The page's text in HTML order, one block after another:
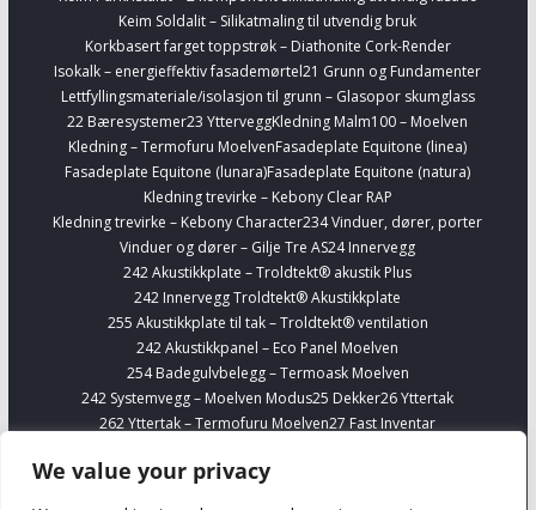
We value your privacy
Keim Soldalit – Silikatmaling til utvendig bruk
Korkbasert farget toppstrøk – Diathonite Cork-Render
Isokalk – energieffektiv fasademørtel21 Grunn og Fundamenter
Lettfyllingsmateriale/isolasjon til grunn – Glasopor skumglass
22 Bæresystemer23 YtterveggKledning Malm100 – Moelven
Kledning – Termofuru MoelvenFasadeplate Equitone (linea)
Fasadeplate Equitone (lunara)Fasadeplate Equitone (natura)
Kledning trevirke – Kebony Clear RAP
Kledning trevirke – Kebony Character234 Vinduer, dører, porter
Vinduer og dører – Gilje Tre AS24 Innervegg
242 Akustikkplate – Troldtekt® akustik Plus
242 Innervegg Troldtekt® Akustikkplate
255 Akustikkplate til tak – Troldtekt® ventilation
242 Akustikkpanel – Eco Panel Moelven
254 Badegulvbelegg – Termoask Moelven
242 Systemvegg – Moelven Modus25 Dekker26 Yttertak
262 Yttertak – Termofuru Moelven27 Fast Inventar
254 Gulvbelegg Forbo Marmoleum Banevare